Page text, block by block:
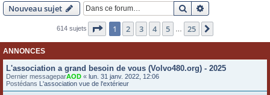
Nouveau sujet Rechercher
614 sujets Page 1sur25
1 2 3 4 5 25
ANNONCES
L'association a grand besoin de vous (Volvo480.org) - 2025
Dernier messageparAOD « lun. 31 janv. 2022, 12:06
Postédans L'association vue de l'extérieur